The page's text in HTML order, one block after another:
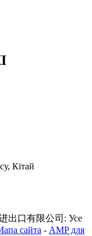
Кітай
出口有限公司: Усе
сайта - AMP для